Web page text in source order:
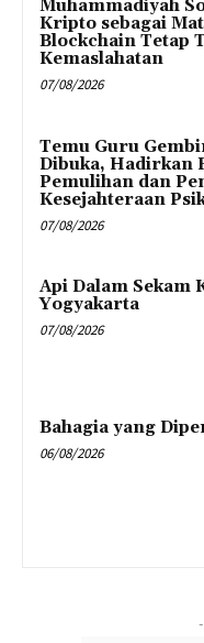
Muhammadiyah
Kripto sebagai
Blockchain Tetap
Kemaslahatan
07/08/2026
Temu Guru
Dibuka, Hadirkan
Pemulihan dan
Kesejahteraan
07/08/2026
Api Dalam Sekam
Yogyakarta
07/08/2026
Bahagia yang
06/08/2026